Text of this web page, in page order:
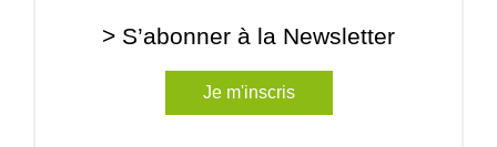
> S’abonner à la Newsletter
Je m'inscris